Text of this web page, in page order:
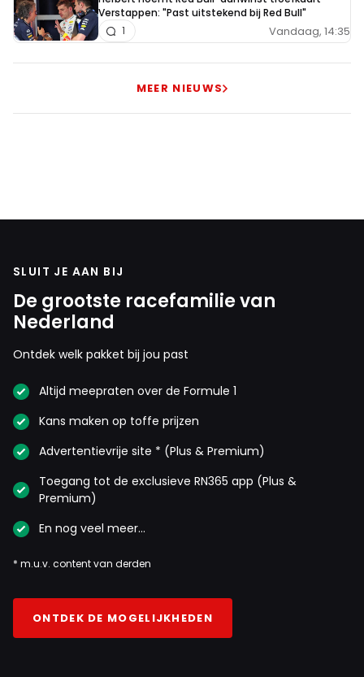
Verstappen: "Past uitstekend bij Red Bull"
Vandaag, 14:35
1
MEER NIEUWS
SLUIT JE AAN BIJ
De grootste racefamilie van
Nederland
Ontdek welk pakket bij jou past
Altijd meepraten over de Formule 1
Kans maken op toffe prijzen
Advertentievrije site * (Plus & Premium)
Toegang tot de exclusieve RN365 app (Plus &
Premium)
En nog veel meer…
* m.u.v. content van derden
ONTDEK DE MOGELIJKHEDEN